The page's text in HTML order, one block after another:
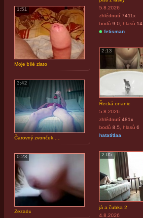
1:51
Moje bílé zlato
3:42
Čarovný zvonček.....
0:23
Zezadu
5.8.2026
zhlédnutí 7411x
bodů 9.0, hlasů 14
fetisman
2:13
Řecká onanie
5.8.2026
zhlédnutí 481x
bodů 8.5 , hlasů 6
hatatitlaa
2:05
já a čubka 2
4.8.2026